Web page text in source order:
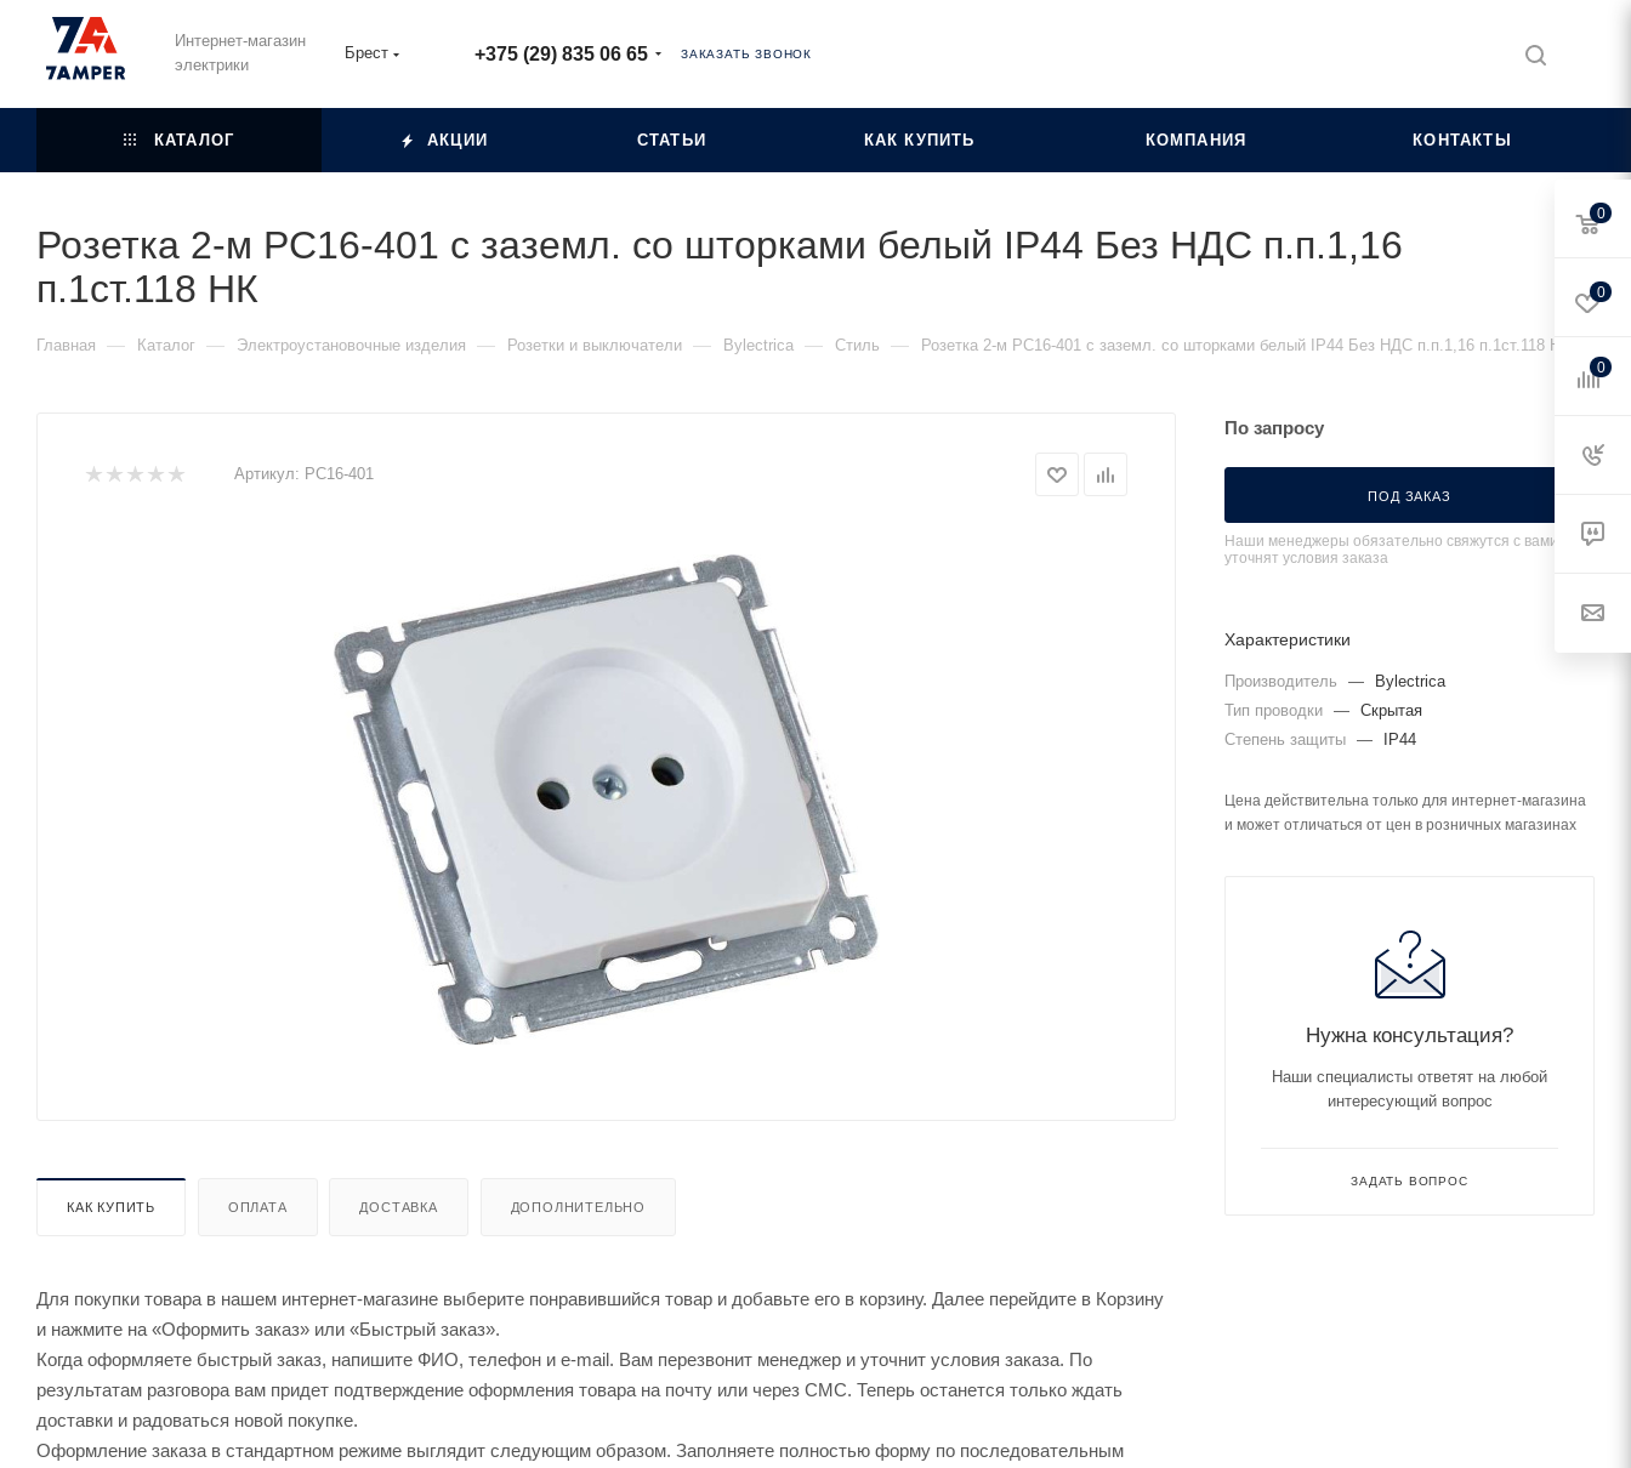
Интернет-магазин
электрики
Брест +375 (29) 835 06 65 ЗАКАЗАТЬ ЗВОНОК
КАТАЛОГ АКЦИИ СТАТЬИ КАК КУПИТЬ КОМПАНИЯ КОНТАКТЫ
Розетка 2-м РС16-401 с заземл. со шторками белый IP44 Без НДС п.п.1,16
п.1ст.118 НК
Главная — Каталог — Электроустановочные изделия — Розетки и выключатели — Bylectrica — Стиль — Розетка 2-м РС16-401 с заземл. со шторками белый IP44 Без НДС п.п.1,16 п.1ст.118 НК
Артикул: РС16-401
КАК КУПИТЬ ОПЛАТА ДОСТАВКА ДОПОЛНИТЕЛЬНО
Для покупки товара в нашем интернет-магазине выберите понравившийся товар и добавьте его в корзину. Далее перейдите в Корзину
и нажмите на «Оформить заказ» или «Быстрый заказ».
Когда оформляете быстрый заказ, напишите ФИО, телефон и e-mail. Вам перезвонит менеджер и уточнит условия заказа. По
результатам разговора вам придет подтверждение оформления товара на почту или через СМС. Теперь останется только ждать
доставки и радоваться новой покупке.
Оформление заказа в стандартном режиме выглядит следующим образом. Заполняете полностью форму по последовательным
По запросу
ПОД ЗАКАЗ
Наши менеджеры обязательно свяжутся с вами и
уточнят условия заказа
Характеристики
Производитель —
Bylectrica
Тип проводки — Скрытая
Степень защиты — IP44
Цена действительна только для интернет-магазина
и может отличаться от цен в розничных магазинах
Нужна консультация?
Наши специалисты ответят на любой
интересующий вопрос
ЗАДАТЬ ВОПРОС
0
0
0